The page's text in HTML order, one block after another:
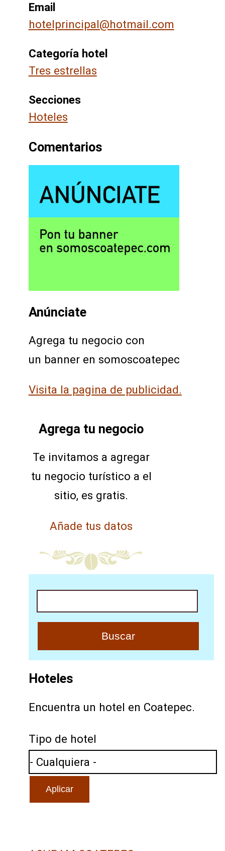
Email
hotelprincipal@hotmail.com
Categoría hotel
Tres estrellas
Secciones
Hoteles
Comentarios
Anúnciate
Agrega tu negocio con
un banner en somoscoatepec
Visita la pagina de publicidad.
Agrega tu negocio
Te invitamos a agregar
tu negocio turístico a el
sitio, es gratis.
Añade tus datos
Buscar
Hoteles
Encuentra un hotel en Coatepec.
Tipo de hotel